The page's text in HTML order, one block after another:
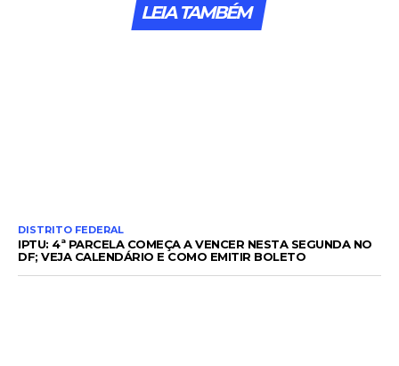
LEIA TAMBÉM
DISTRITO FEDERAL
IPTU: 4ª PARCELA COMEÇA A VENCER NESTA SEGUNDA NO
DF; VEJA CALENDÁRIO E COMO EMITIR BOLETO